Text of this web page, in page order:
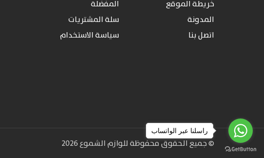
خريطة الموقع
المدونة
اتصل بنا
المفضلة
سلة المشتريات
سياسة الاستخدام
© جميع الحقوق محفوظة للوازم الشموع 2026
راسلنا عبر الواتساب